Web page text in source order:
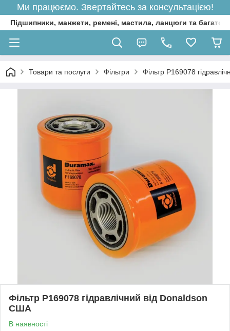
Ми працюємо. Звертайтесь за консультацією!
Підшипники, манжети, ремені, мастила, ланцюги та багато
Товари та послуги Фільтри Фільтр P169078
Фільтр P169078 гідравлічний від Donaldson
США
В наявності